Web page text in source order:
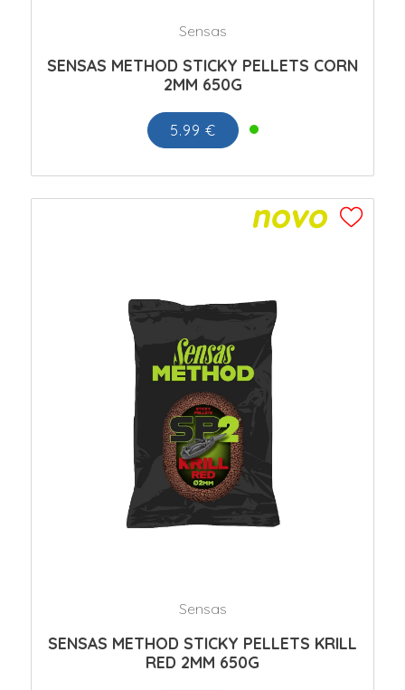
Sensas
SENSAS METHOD STICKY PELLETS CORN
2MM 650G
5.99 €
Sensas
SENSAS METHOD STICKY PELLETS KRILL
RED 2MM 650G